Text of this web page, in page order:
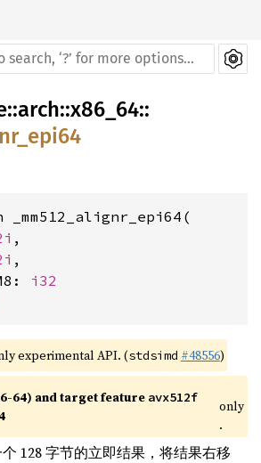
::arch::x86_64::
,
,
i32
experimental API. (stdsimd #48556)
64) and target feature avx512f
only
.
128 字节的立即结果，将结果右移